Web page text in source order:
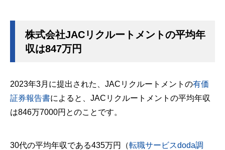
株式会社JACリクルートメントの平均年
収は847万円
2023年3月に提出された、JACリクルートメントの有価
証券報告書によると、JACリクルートメントの平均年収
は846万7000円とのことです。
30代の平均年収である435万円（転職サービスdoda調